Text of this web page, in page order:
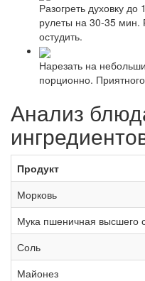
Разогреть духовку до
рулеты на 30-35 мин.
остудить.
Нарезать на
порционно.
Анализ
Продукт
Морковь
Мука пшеничная высшего
Соль
Майонез